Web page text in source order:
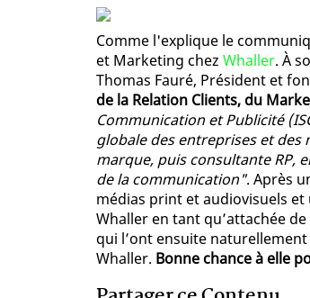
Comme l'explique le
et Marketing chez Whaller. À
Thomas Fauré, Président et
de la Relation Clients, du
Communication et Publicité
globale des entreprises et des
marque, puis consultante RP,
de la communication". Après
médias print et audiovisuels
Whaller en tant qu’attachée
qui l’ont ensuite
Whaller. Bonne chance à elle